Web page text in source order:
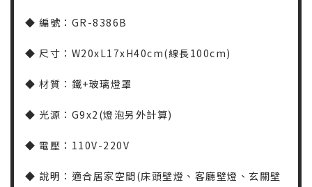
◆ 編號：GR-8386B
◆ 尺寸：W20xL17xH40cm(線長100cm)
◆ 材質：鐵+玻璃燈罩
◆ 光源：G9x2(燈泡另外計算)
◆ 電壓：110V-220V
◆ 說明：適合居家空間(床頭壁燈、客廳壁燈、玄關壁